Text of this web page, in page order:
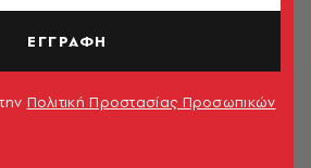
ΕΓΓΡΑΦΗ
Πολιτική Προστασίας Προσωπικών